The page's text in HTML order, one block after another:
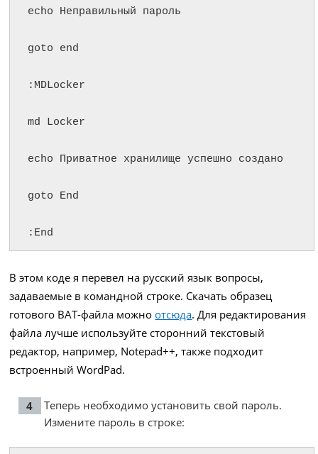
echo Неправильный пароль
goto end
:MDLocker
md Locker
echo Приватное хранилище успешно создано
goto End
:End
В этом коде я перевел на русский язык вопросы,
задаваемые в командной строке. Скачать образец
готового BAT-файла можноотсюда. Для редактирования
файла лучше используйте сторонний текстовый
редактор, например, Notepad++, также подходит
встроенный WordPad.
Теперь необходимо установить свой пароль.
Измените пароль в строке: